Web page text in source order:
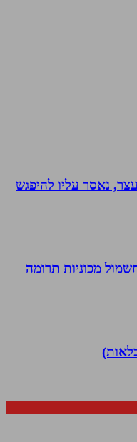
נאסר עליו להיפגש
מכוניות תרומה